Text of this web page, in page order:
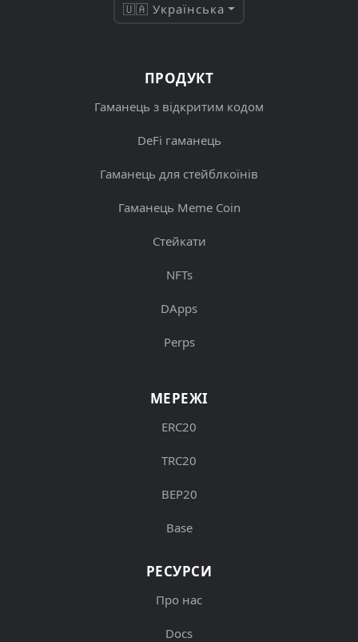
🇺🇦 Українська
ПРОДУКТ
Гаманець з відкритим кодом
DeFi гаманець
Гаманець для стейблкоїнів
Гаманець Meme Coin
Стейкати
NFTs
DApps
Perps
МЕРЕЖІ
ERC20
TRC20
BEP20
Base
РЕСУРСИ
Про нас
Docs